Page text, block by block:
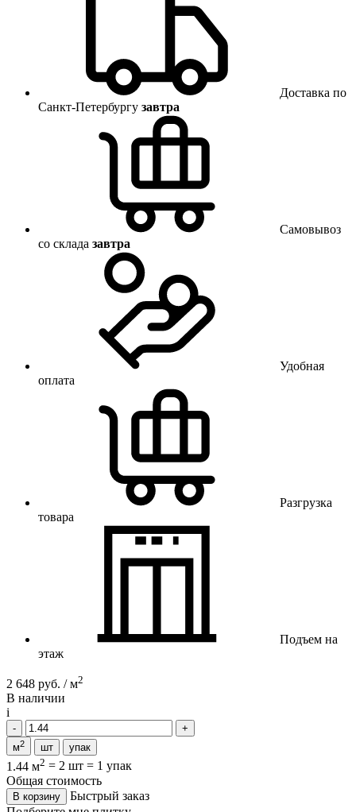
Доставка по
Санкт-Петербургу завтра
Самовывоз
со склада завтра
Удобная
оплата
Разгрузка
товара
Подъем на
этаж
2 648 руб. / м2
В наличии
i
м2 шт упак
1.44 м2 = 2 шт = 1 упак
Общая стоимость
В корзину
Быстрый заказ